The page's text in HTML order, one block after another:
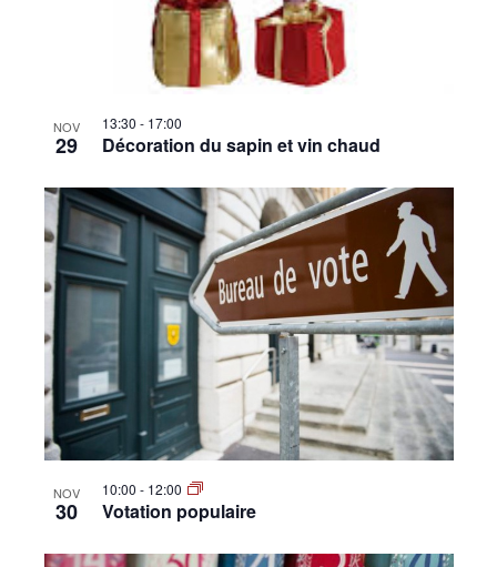
NOV
29
13:30 - 17:00
Décoration du sapin et vin chaud
NOV
30
10:00 - 12:00
Votation populaire